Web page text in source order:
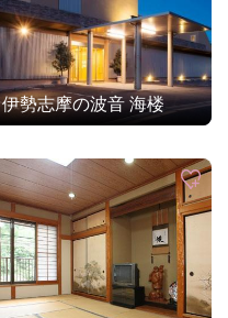
伊勢志摩の波音 海楼